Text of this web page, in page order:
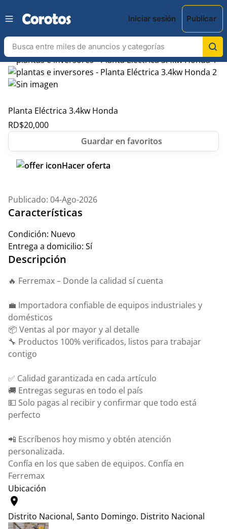
Iniciar sesión Publicar
Planta Eléctrica 3.4kw Honda
RD$20,000
Hacer oferta
Publicado: 04-Ago-2026
Características
Condición: Nuevo
Entrega a domicilio: Sí
Descripción
🔥 Ferremax – Donde la calidad sí cuenta
💼 Importadora confiable de equipos industriales y
domésticos
📦 Ventas al por mayor y al detalle
🔧 Productos 100% verificados, listos para trabajar
contigo
✅ Calidad garantizada en cada artículo
🚚 Entregas seguras en todo el país
💵 Solo pagas al recibir y confirmar que todo está
perfecto
📲 Escríbenos hoy mismo y obtén atención
personalizada.
Confía en los que saben de equipos. Confía en
Ferremax
Ubicación
location_on
Distrito Nacional, Santo Domingo. Distrito Nacional
Leaflet|© OpenStreetMap contributors